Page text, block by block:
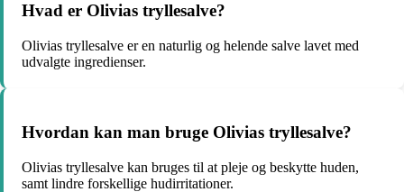
Hvad er Olivias tryllesalve?
Olivias tryllesalve er en naturlig og helende salve lavet med
udvalgte ingredienser.
Hvordan kan man bruge Olivias tryllesalve?
Olivias tryllesalve kan bruges til at pleje og beskytte huden,
samt lindre forskellige hudirritationer.